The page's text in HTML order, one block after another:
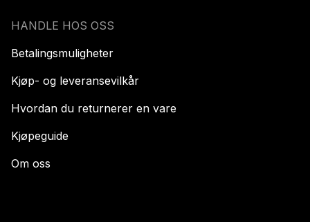
HANDLE HOS OSS
Betalingsmuligheter
Kjøp- og leveransevilkår
Hvordan du returnerer en vare
Kjøpeguide
Om oss